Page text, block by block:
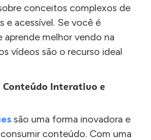
conceitos complexos de
e acessível. Se você é
aprende melhor vendo na
vídeos são o recurso ideal
Interativo e
são uma forma inovadora e
conteúdo. Com uma